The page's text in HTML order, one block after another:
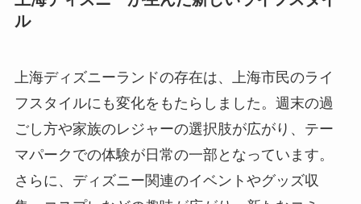
ル
上海ディズニーランドの存在は、上海市民のライ
フスタイルにも変化をもたらしました。週末の過
ごし方や家族のレジャーの選択肢が広がり、テー
マパークでの体験が日常の一部となっています。
さらに、ディズニー関連のイベントやグッズ収